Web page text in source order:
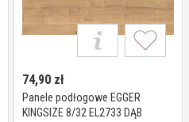
74,90 zł
Panele podłogowe EGGER
KINGSIZE 8/32 EL2733 DĄB